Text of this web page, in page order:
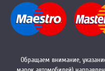
Обращаем внимание,